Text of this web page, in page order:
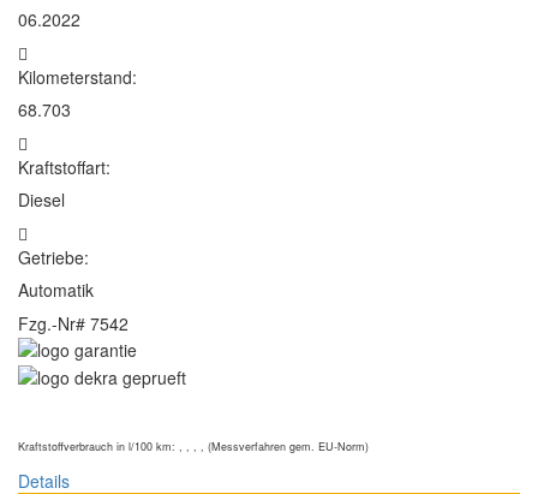
06.2022
Kilometerstand:
68.703
Kraftstoffart:
Diesel
Getriebe:
Automatik
Fzg.-Nr# 7542
Kraftstoffverbrauch in l/100 km: , , , , (Messverfahren gem. EU-Norm)
Details